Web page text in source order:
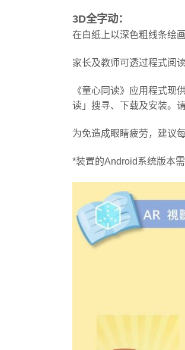
3D全字动：
在白纸上以深色粗线条绘
家长及教师可透过程式阅
《童心同读》应用程式现
读」搜寻、下载及安装。
为免造成眼睛疲劳，建议
*装置的Android系统版本